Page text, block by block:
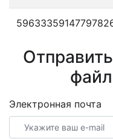
Электронная почта